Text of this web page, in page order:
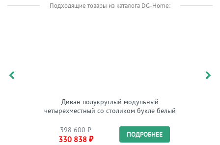
Подходящие товары из каталога DG-Home:
Диван полукруглый модульный
четырехместный со столиком букле белый
398 600 ₽
330 838 ₽ ПОДРОБНЕЕ